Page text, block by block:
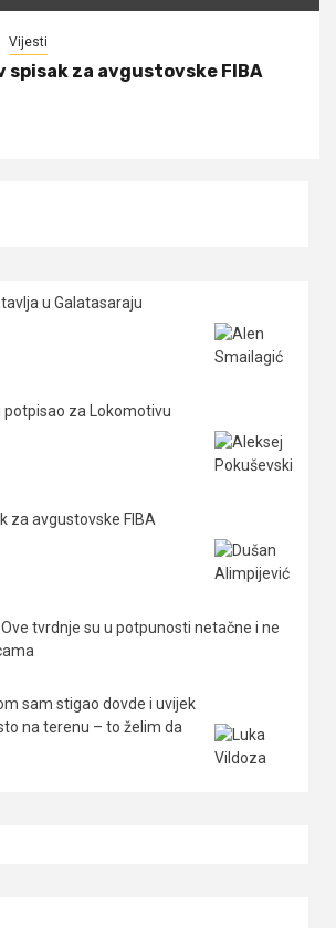
Vijesti
spisak za avgustovske FIBA
u Galatasaraju
potpisao za Lokomotivu
za avgustovske FIBA
tvrdnje su u potpunosti netačne i ne
sam stigao dovde i uvijek
na terenu – to želim da